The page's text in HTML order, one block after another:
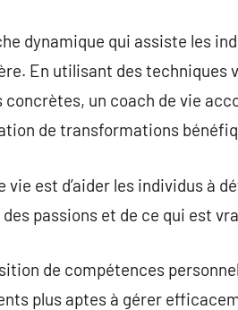
dynamique qui assiste les
En utilisant des techniques
un coach de vie
de transformations
vie est d’aider les individus à
des passions et de ce qui est
de compétences
plus aptes à gérer